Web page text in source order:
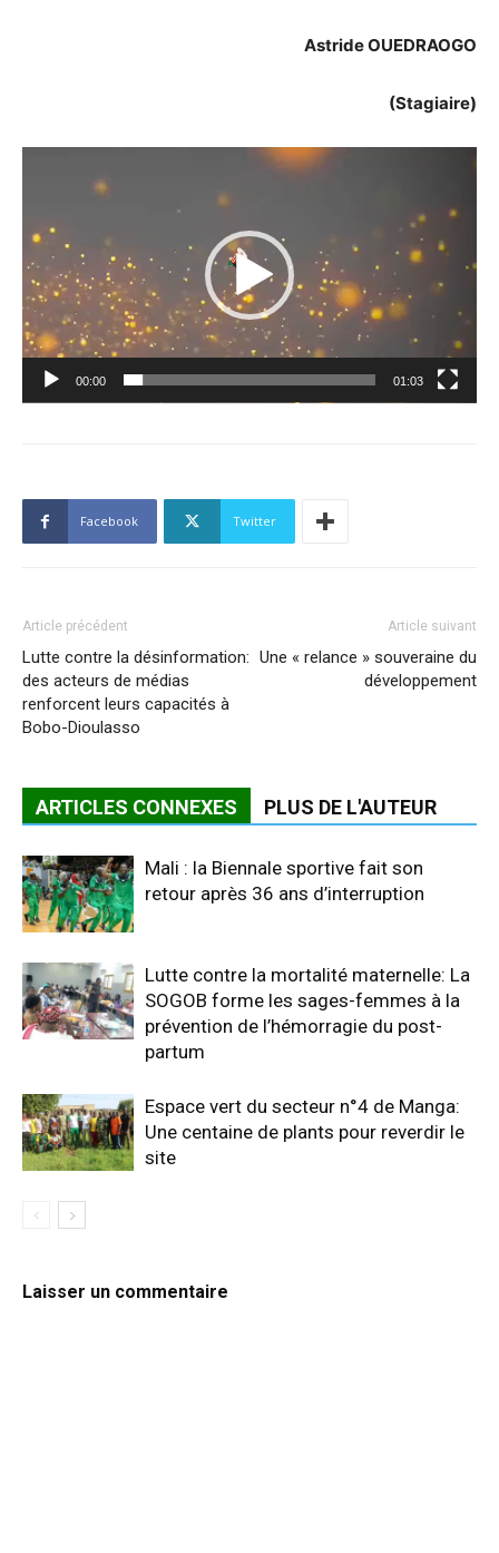
Astride OUEDRAOGO
(Stagiaire)
Lecteur
00:00 01:03
Facebook Twitter
Article précédent
Lutte contre la désinformation:
des acteurs de médias
renforcent leurs capacités à
Bobo-Dioulasso
Article suivant
Une « relance » souveraine du
développement
ARTICLES CONNEXES PLUS DE L'AUTEUR
Mali : la Biennale sportive fait son
retour après 36 ans d’interruption
Lutte contre la mortalité maternelle: La
SOGOB forme les sages-femmes à la
prévention de l’hémorragie du post-
partum
Espace vert du secteur n°4 de Manga:
Une centaine de plants pour reverdir le
site
Laisser un commentaire